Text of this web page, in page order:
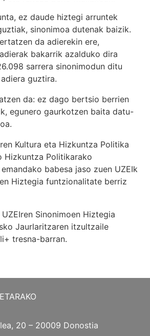
ez daude hiztegi arruntek
sinonimoa dutenak baizik.
da adierekin ere,
bakarrik azalduko dira
sarrera sinonimodun ditu
guztira.
da: ez dago bertsio berrien
egunero gaurkotzen baita datu-
Kultura eta Hizkuntza Politika
Hizkuntza Politikarako
babesa jaso zuen UZEIk
Hiztegia funtzionalitate berriz
Sinonimoen Hiztegia
Jaurlaritzaren itzultzaile
tresna-barran.
20 – 20009 Donostia